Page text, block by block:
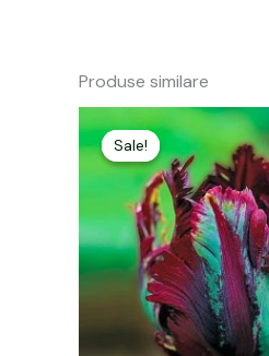
Produse similare
Sale!
Sale!
Prețul
inițial
a
fost:
19,00 lei.
Prețul
curent
este:
14,00 lei.